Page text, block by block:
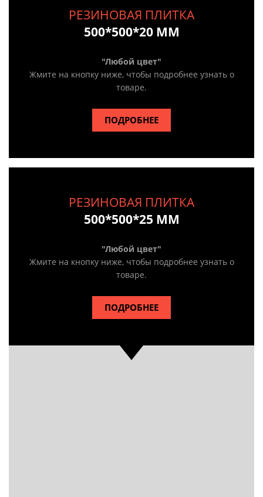
РЕЗИНОВАЯ ПЛИТКА
500*500*20 ММ
"Любой цвет"
Жмите на кнопку ниже, чтобы подробнее узнать о
товаре.
ПОДРОБНЕЕ
РЕЗИНОВАЯ ПЛИТКА
500*500*25 ММ
"Любой цвет"
Жмите на кнопку ниже, чтобы подробнее узнать о
товаре.
ПОДРОБНЕЕ